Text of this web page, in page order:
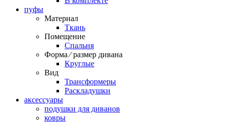
пуфы
Материал
Ткань
Помещение
Спальня
Форма ⁄ размер дивана
Круглые
Вид
Трансформеры
Раскладушки
аксессуары
подушки для диванов
ковры